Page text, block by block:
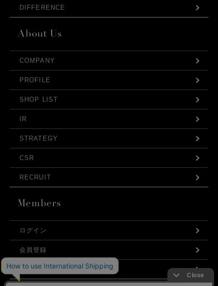
DIFFERENCE
COMPANY
PROFILE
SHOP LIST
IR
STRATEGY
CSR
RECRUIT
ログイン
会員登録
利用規約